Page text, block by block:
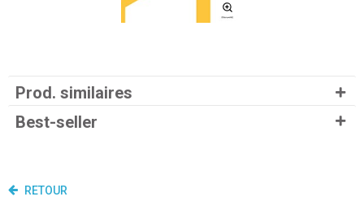
Prod. similaires
Best-seller
RETOUR